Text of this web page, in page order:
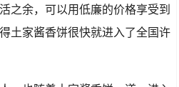
之余，可以用低廉的价格享受到
土家酱香饼很快就进入了全国许